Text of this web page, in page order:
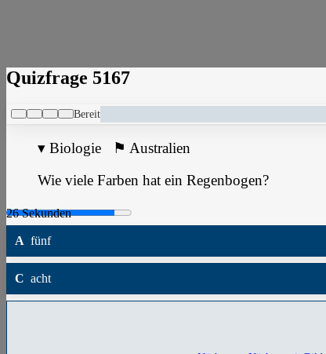
Quizfrage 5167
Bereit
▾ Biologie ⚑ Australien
Wie viele Farben hat ein Regenbogen?
A fünf
C acht